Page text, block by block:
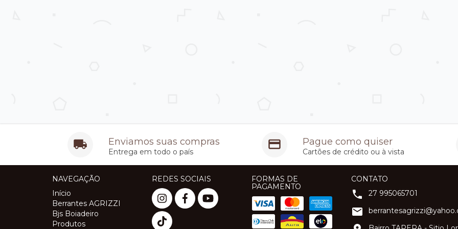
Enviamos suas compras
Entrega em todo o país
Pague como quiser
Cartões de crédito ou à vista
NAVEGAÇÃO
Início
Berrantes AGRIZZI
Bjs Boiadeiro
Produtos
REDES SOCIAIS
FORMAS DE
PAGAMENTO
CONTATO
27 995065701